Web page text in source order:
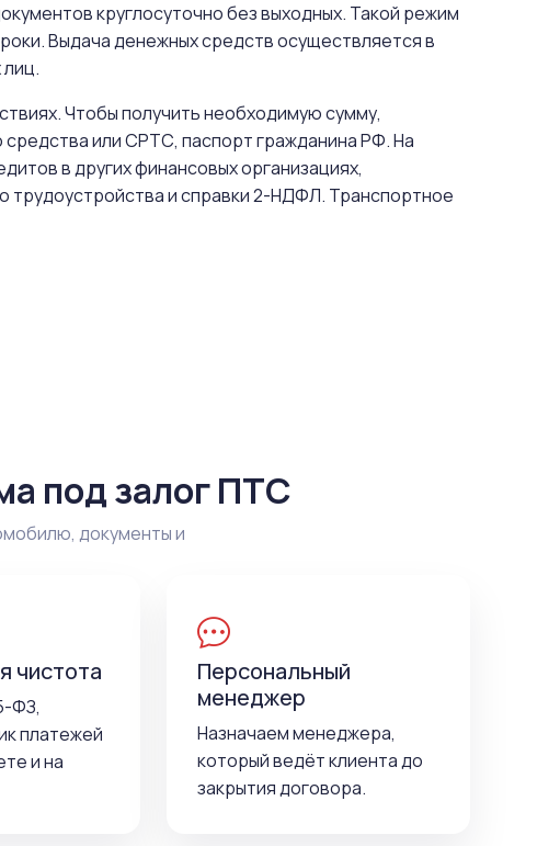
круглосуточно без выходных. Такой режим
Выдача денежных средств осуществляется в
Чтобы получить необходимую сумму,
или СРТС, паспорт гражданина РФ. На
в других финансовых организациях,
трудоустройства и справки 2-НДФЛ. Транспортное
под залог ПТС
документы и
чистота
ФЗ,
платежей
и на
Персональный
менеджер
Назначаем менеджера,
который ведёт клиента до
закрытия договора.